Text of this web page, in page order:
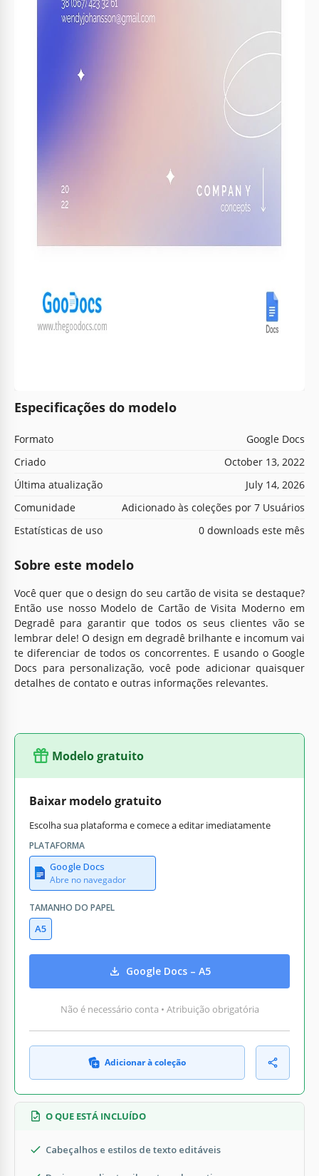
Especificações do modelo
Formato
Google Docs
Criado
October 13, 2022
Última atualização
July 14, 2026
Comunidade
Adicionado às coleções por 7 Usuários
Estatísticas de uso
0 downloads este mês
Sobre este modelo
Você quer que o design do seu cartão de visita se destaque?
Então use nosso Modelo de Cartão de Visita Moderno em
Degradê para garantir que todos os seus clientes vão se
lembrar dele! O design em degradê brilhante e incomum vai
te diferenciar de todos os concorrentes. E usando o Google
Docs para personalização, você pode adicionar quaisquer
detalhes de contato e outras informações relevantes.
Modelo gratuito
Baixar modelo gratuito
Escolha sua plataforma e comece a editar imediatamente
PLATAFORMA
Google Docs
Abre no navegador
TAMANHO DO PAPEL
A5
Google Docs – A5
Não é necessário conta • Atribuição obrigatória
Adicionar à coleção
O QUE ESTÁ INCLUÍDO
Cabeçalhos e estilos de texto editáveis